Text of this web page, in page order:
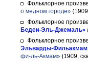
Фольклорное
о медном городе»
Фольклорное
Бедеи-Эль-Джемаль»
Фольклорное
Эльварды-
фи-ль-Акмам» (1909,